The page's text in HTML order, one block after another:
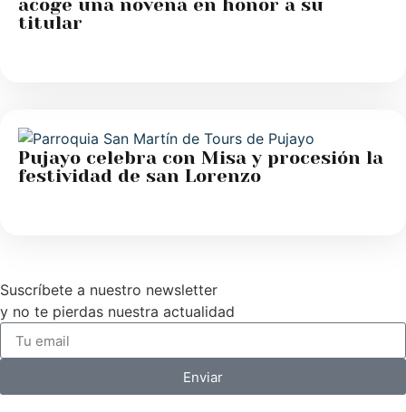
acoge una novena en honor a su
titular
Pujayo celebra con Misa y procesión la
festividad de san Lorenzo
Suscríbete a nuestro newsletter
y no te pierdas nuestra actualidad
Enviar